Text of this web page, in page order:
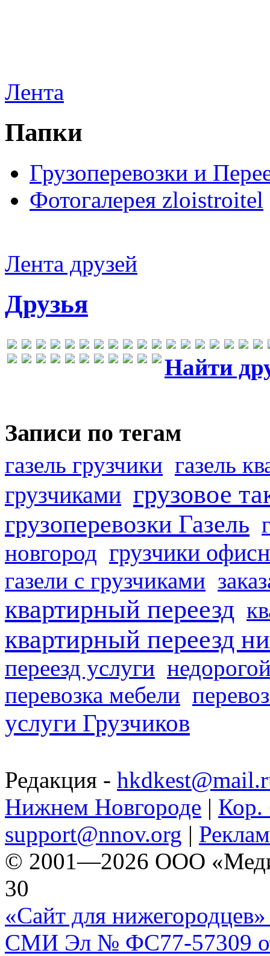
Лента
Папки
Грузоперевозки и
Фотогалерея zloistroitel
Лента друзей
Друзья
Найти
Записи по тегам
газель грузчики газель
грузчиками грузовое
грузоперевозки Газель
новгород грузчики
газели с грузчиками
квартирный переезд
квартирный переезд
переезд услуги
перевозка мебели
услуги Грузчиков
Редакция -
Нижнем Новгороде | Кор.
support@nnov.org |
© 2001—2026 ООО
30
«Сайт для нижегородцев»
СМИ Эл № ФС77-57309